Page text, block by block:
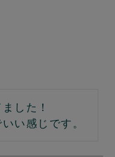
した！
い感じです。